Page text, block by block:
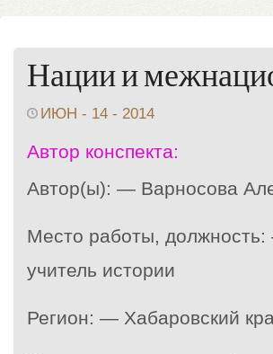
Нации и
ИЮН - 14 - 2014
Автор конспекта:
Автор(ы): — Варносова
Место работы,
учитель истории
Регион: — Хабаровский